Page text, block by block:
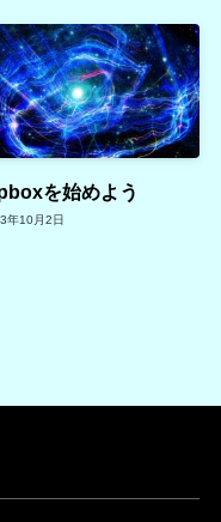
を始めよう
年10月2日